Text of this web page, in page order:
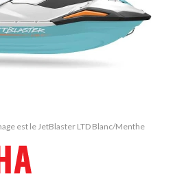
est le JetBlaster LTD Blanc/Menthe